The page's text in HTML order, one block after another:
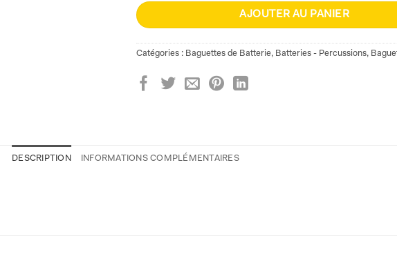
AJOUTER AU PANIER
Catégories : Baguettes de Batterie, Batteries - Percussions,
DESCRIPTION INFORMATIONS COMPLÉMENTAIRES